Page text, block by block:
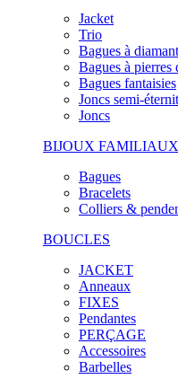
Jacket
Trio
Bagues à
Bagues à pierres
Bagues fantaisies
Joncs semi-
Joncs
BIJOUX FAMILIAUX
Bagues
Bracelets
Colliers &
BOUCLES
JACKET
Anneaux
FIXES
Pendantes
PERÇAGE
Accessoires
Barbelles